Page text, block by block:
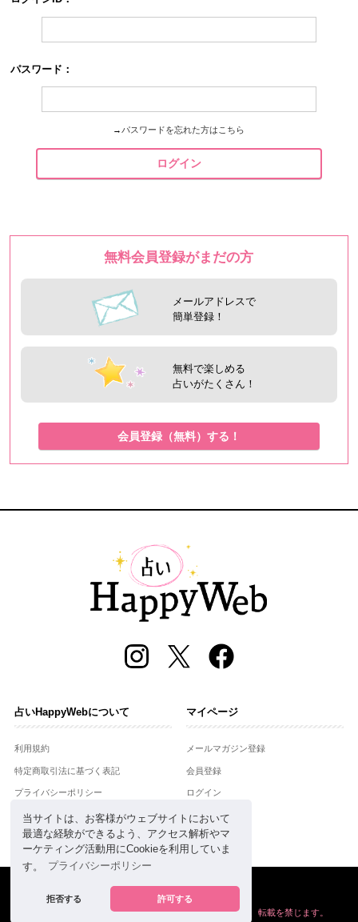
当サイトは、お客様がウェブサイトにおいて
最適な経験ができるよう、アクセス解析やマ
ーケティング活動用にCookieを利用していま
す。
プライバシーポリシー
拒否する 許可する
パスワード：
→ パスワードを忘れた方はこちら
ログイン
無料会員登録がまだの方
メールアドレスで
簡単登録！
無料で楽しめる
占いがたくさん！
会員登録（無料）する！
占いHappyWebについて
利用規約
特定商取引法に基づく表記
プライバシーポリシー
運営会社
お問合せ
マイページ
メールマガジン登録
会員登録
ログイン
powered by
掲載の情報や画像など、すべてのコンテンツの無断複写、転載を禁じます。